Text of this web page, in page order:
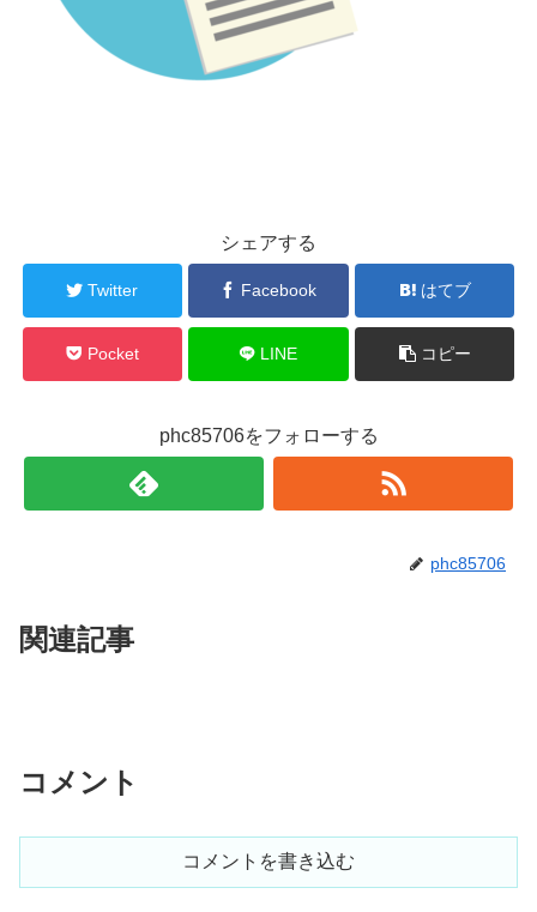
シェアする
Twitter Facebook はてブ
Pocket LINE コピー
phc85706をフォローする
phc85706
関連記事
コメント
コメントを書き込む